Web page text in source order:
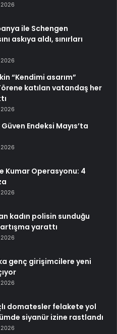
ile Schengen
askıya aldı, sınırları
“Kendimi asarım”
katılan vatandaş her
Endeksi Mayıs’ta
Kumar Operasyonu: 4
kadın polisin sunduğu
yarattı
genç girişimcilere yeni
domatesler felakete yol
siyanür izine rastlandı